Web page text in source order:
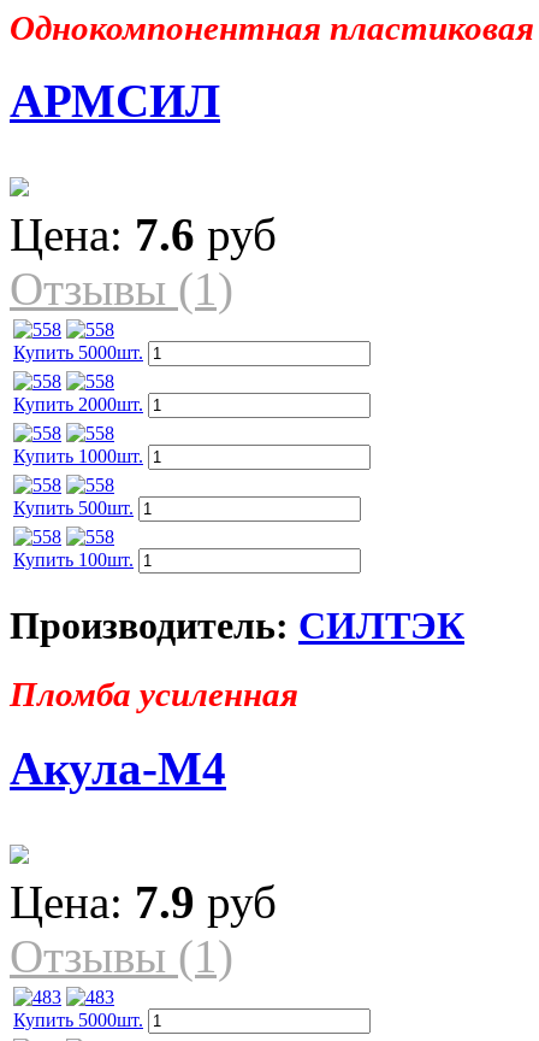
Однокомпонентная
АРМСИЛ
Цена: 7.6 руб
Отзывы (1)
Купить 5000шт.
Купить 2000шт.
Купить 1000шт.
Купить 500шт.
Купить 100шт.
Производитель: СИЛТЭК
Пломба усиленная
Акула-М4
Цена: 7.9 руб
Отзывы (1)
Купить 5000шт.